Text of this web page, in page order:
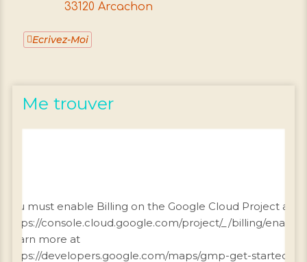
33120 Arcachon
Ecrivez-Moi
Me trouver
You must enable Billing on the Google Cloud Project at
https://console.cloud.google.com/project/_/billing/enable
Learn more at
https://developers.google.com/maps/gmp-get-started